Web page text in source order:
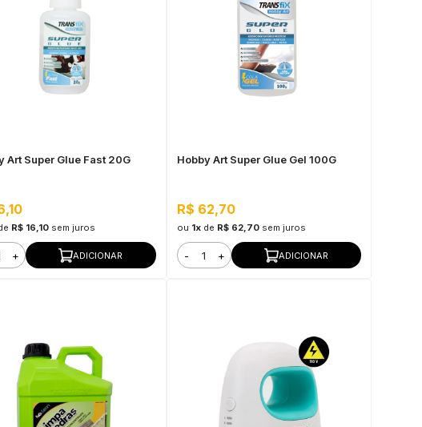
Art Super Glue Fast 20G
R$ 16,10 sem juros
+ ADICIONAR
Hobby Art Super Glue Gel 100G
R$ 62,70
ou 1xde R$ 62,70 sem juros
- + ADICIONAR